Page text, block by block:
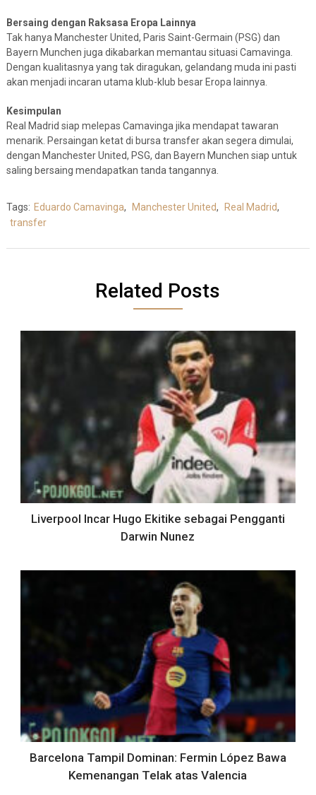
Bersaing dengan Raksasa Eropa Lainnya
Tak hanya Manchester United, Paris Saint-Germain (PSG) dan
Bayern Munchen juga dikabarkan memantau situasi Camavinga.
Dengan kualitasnya yang tak diragukan, gelandang muda ini pasti
akan menjadi incaran utama klub-klub besar Eropa lainnya.
Kesimpulan
Real Madrid siap melepas Camavinga jika mendapat tawaran
menarik. Persaingan ketat di bursa transfer akan segera dimulai,
dengan Manchester United, PSG, dan Bayern Munchen siap untuk
saling bersaing mendapatkan tanda tangannya.
Tags: Eduardo Camavinga, Manchester United, Real Madrid,
transfer
Related Posts
Liverpool Incar Hugo Ekitike sebagai Pengganti
Darwin Nunez
Barcelona Tampil Dominan: Fermin López Bawa
Kemenangan Telak atas Valencia